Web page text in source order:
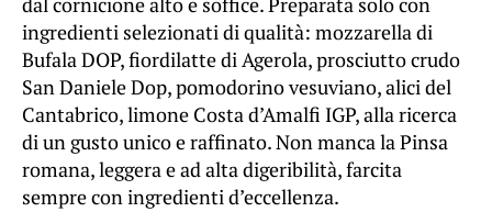
ingredienti selezionati di qualità: mozzarella di
Bufala DOP, fiordilatte di Agerola, prosciutto crudo
San Daniele Dop, pomodorino vesuviano, alici del
Cantabrico, limone Costa d’Amalfi IGP, alla ricerca
di un gusto unico e raffinato. Non manca la Pinsa
romana, leggera e ad alta digeribilità, farcita
sempre con ingredienti d’eccellenza.